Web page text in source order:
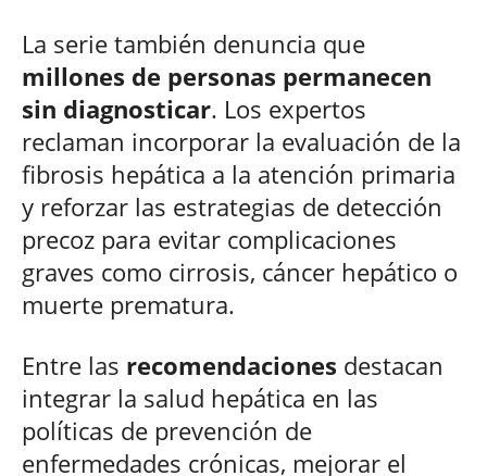
La serie también denuncia que
millones de personas permanecen
sin diagnosticar. Los expertos
reclaman incorporar la evaluación de la
fibrosis hepática a la atención primaria
y reforzar las estrategias de detección
precoz para evitar complicaciones
graves como cirrosis, cáncer hepático o
muerte prematura.
Entre las recomendaciones destacan
integrar la salud hepática en las
políticas de prevención de
enfermedades crónicas, mejorar el